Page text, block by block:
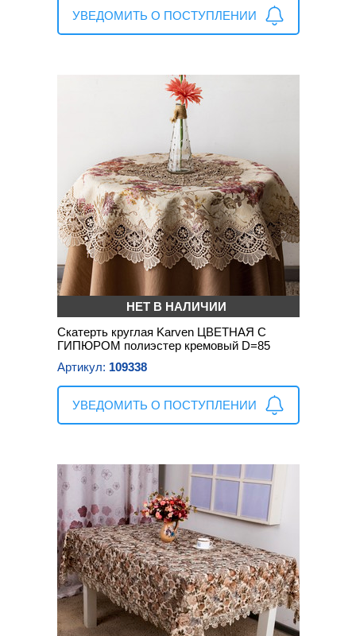
УВЕДОМИТЬ О ПОСТУПЛЕНИИ
НЕТ В НАЛИЧИИ
Скатерть круглая Karven ЦВЕТНАЯ С
ГИПЮРОМ полиэстер кремовый D=85
Артикул: 109338
УВЕДОМИТЬ О ПОСТУПЛЕНИИ